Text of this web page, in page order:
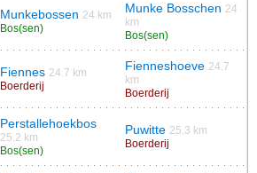
Munkebossen 24 km
Bos(sen)
Munke Bosschen 24
km
Bos(sen)
Fiennes 24.7 km
Boerderij
Fienneshoeve 24.7
km
Boerderij
Perstallehoekbos
25.2 km
Bos(sen)
Puwitte 25.3 km
Boerderij